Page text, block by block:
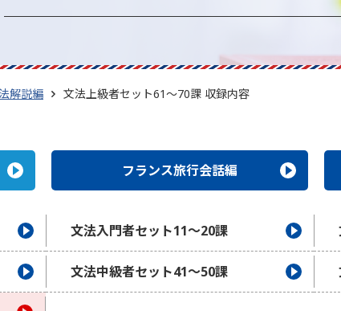
解説編 文法上級者セット61〜70課 収録内容
フランス旅行会話編
文法入門者セット11〜20課
文法中級者セット41〜50課